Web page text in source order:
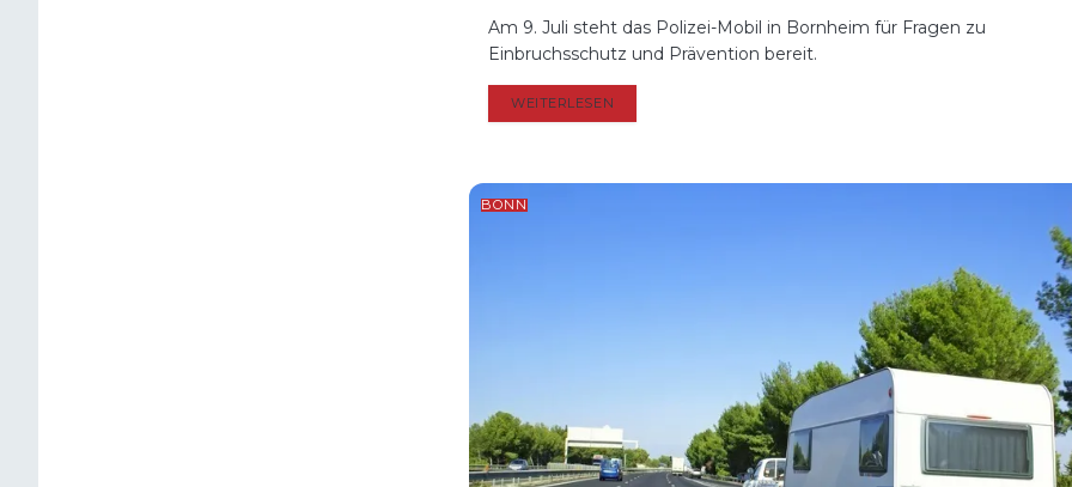
Am 9. Juli steht das Polizei-Mobil in Bornheim für Fragen zu
Einbruchsschutz und Prävention bereit.
WEITERLESEN
BONN